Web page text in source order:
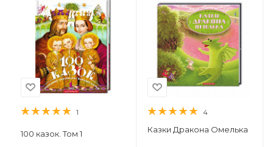
1
100 казок. Том 1
4
Казки Дракона Омелька